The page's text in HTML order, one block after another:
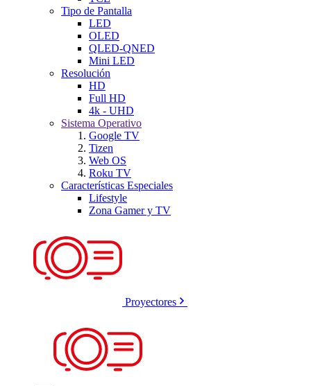
Tipo de Pantalla
LED
OLED
QLED-QNED
Mini LED
Resolución
HD
Full HD
4k - UHD
Sistema Operativo
Google TV
Tizen
Web OS
Roku TV
Características Especiales
Lifestyle
Zona Gamer y TV
Proyectores